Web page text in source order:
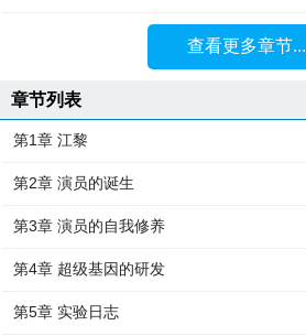
查看更多章节...
章节列表
第1章 江黎
第2章 演员的诞生
第3章 演员的自我修养
第4章 超级基因的研发
第5章 实验日志